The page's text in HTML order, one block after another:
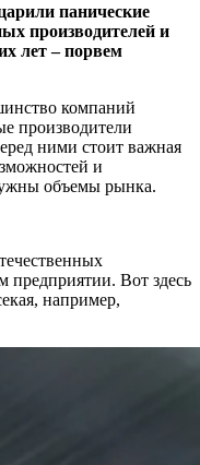
панические
производителей и
лет – порвем
компаний
производители
ними стоит важная
и
объемы рынка.
предприятии. Вот здесь
например,